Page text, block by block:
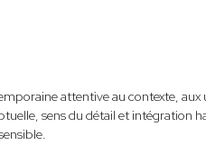
attentive au contexte, aux
sens du détail et intégration